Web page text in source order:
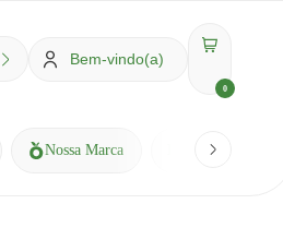
Bem-vindo(a)
0
Nossa Marca Receitas